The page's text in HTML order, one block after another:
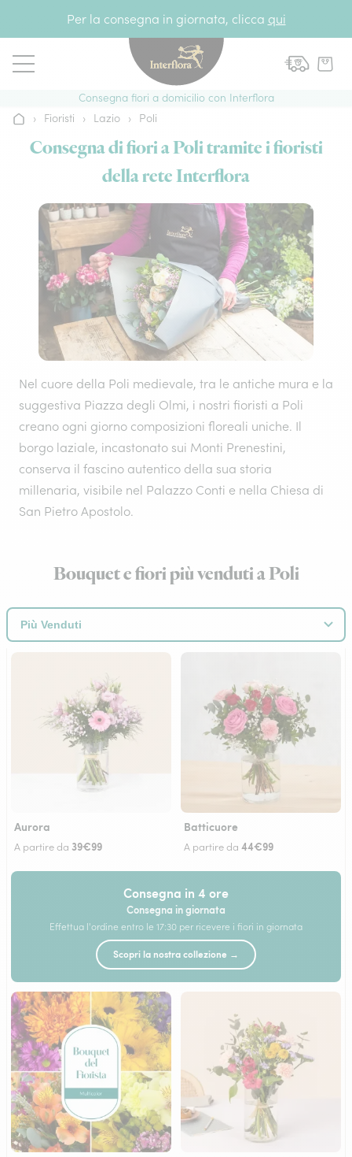
Per la consegna in giornata, clicca qui
Consegna fiori a domicilio con Interflora
Home› Fioristi › Lazio › Poli
Consegna di fiori a Poli tramite i fioristi
della rete Interflora
Nel cuore della Poli medievale, tra le antiche mura e la
suggestiva Piazza degli Olmi, i nostri fioristi a Poli
creano ogni giorno composizioni floreali uniche. Il
borgo laziale, incastonato sui Monti Prenestini,
conserva il fascino autentico della sua storia
millenaria, visibile nel Palazzo Conti e nella Chiesa di
San Pietro Apostolo.
Bouquet e fiori più venduti a Poli
Aurora
A partire da 39€99
Batticuore
A partire da 44€99
Consegna in 4 ore
Consegna in giornata
Effettua l'ordine entro le 17:30 per ricevere i fiori in giornata
Scopri la nostra collezione →